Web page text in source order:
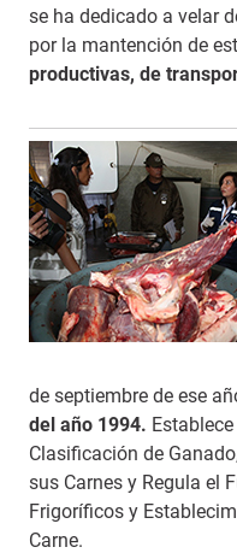
se ha dedicado a velar
por la mantención de
productivas, de
de septiembre de ese
del año 1994.
Clasificación de
sus Carnes y Regula el
Frigoríficos y
Carne.